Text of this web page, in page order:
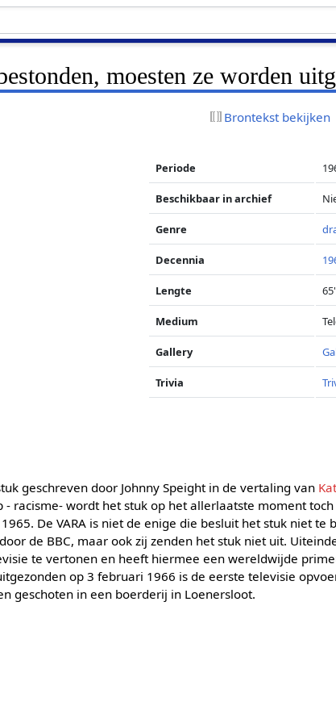
moesten ze worden
Brontekst bekijken
Periode
Beschikbaar in archief
Genre
Decennia
Lengte
Medium
Gallery
Trivia
geschreven door Johnny Speight in de vertaling van
racisme- wordt het stuk op het allerlaatste moment
De VARA is niet de enige die besluit het stuk niet te
de BBC, maar ook zij zenden het stuk niet uit.
te vertonen en heeft hiermee een wereldwijde
op 3 februari 1966 is de eerste televisie
geschoten in een boerderij in Loenersloot.